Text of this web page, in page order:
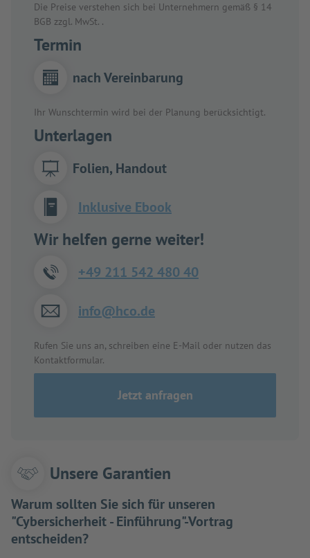
Die Preise verstehen sich bei Unternehmern gemäß § 14
BGB zzgl. MwSt. .
Termin
nach Vereinbarung
Ihr Wunschtermin wird bei der Planung berücksichtigt.
Unterlagen
Folien, Handout
Inklusive Ebook
Wir helfen gerne weiter!
+49 211 542 480 40
info@hco.de
Rufen Sie uns an, schreiben eine E-Mail oder nutzen das
Kontaktformular.
Jetzt anfragen
Unsere Garantien
Warum sollten Sie sich für unseren
"Cybersicherheit - Einführung"-Vortrag
entscheiden?